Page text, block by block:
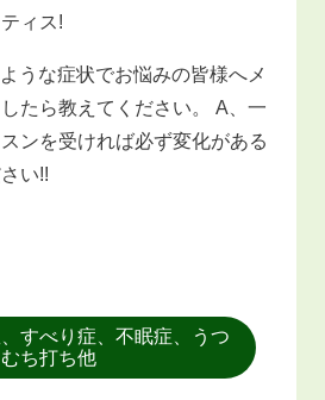
ィス!
うな症状でお悩みの皆様へメ
たら教えてください。 A、一
ンを受ければ必ず変化がある
い!!
すべり症、不眠症、うつ
ち打ち他